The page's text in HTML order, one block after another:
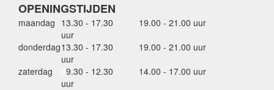
OPENINGSTIJDEN
maandag 13.30 - 17.30
uur
19.00 - 21.00 uur
donderdag13.30 - 17.30
uur
19.00 - 21.00 uur
zaterdag
9.30 - 12.30
uur
14.00 - 17.00 uur